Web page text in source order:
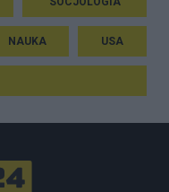
NAUKA USA